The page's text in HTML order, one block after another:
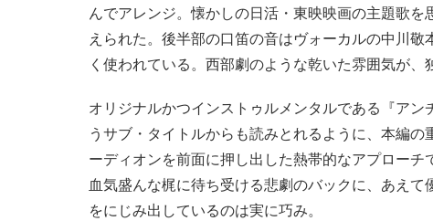
んでアレンジ。懐かしの日活・東映映画の主題歌
えられた。後半部の口笛の音はヴォーカルの中川
く使われている。西部劇のような乾いた雰囲気が、
オリジナルかつインストゥルメンタルである『ア
うサブ・タイトルからも読みとれるように、本編
ーディオンを前面に押し出した熱帯的なアプローチ
血気盛んな梶に待ち受ける悲劇のバックに、あえ
をにじみ出しているのは実に巧み。